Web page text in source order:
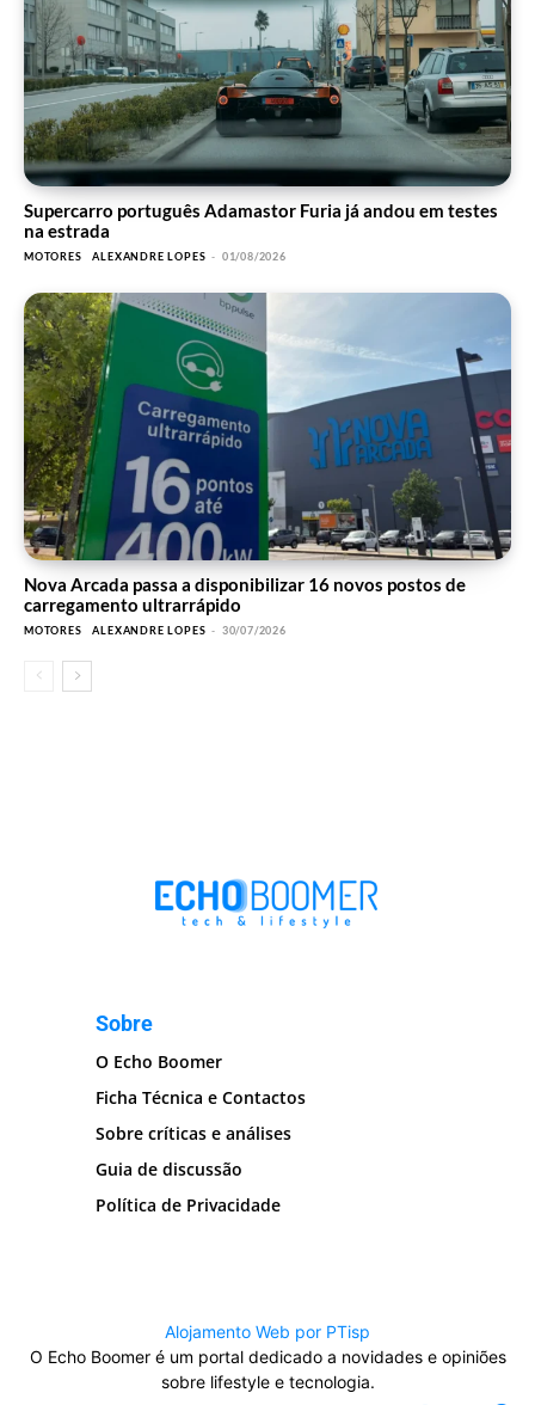
Supercarro português Adamastor Furia já andou em testes
na estrada
MOTORES ALEXANDRE LOPES - 01/08/2026
Nova Arcada passa a disponibilizar 16 novos postos de
carregamento ultrarrápido
MOTORES ALEXANDRE LOPES - 30/07/2026
Sobre
O Echo Boomer
Ficha Técnica e Contactos
Sobre críticas e análises
Guia de discussão
Política de Privacidade
Alojamento Web por PTisp
O Echo Boomer é um portal dedicado a novidades e opiniões
sobre lifestyle e tecnologia.